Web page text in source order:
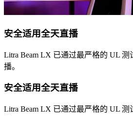
安全适用全天直播
Litra Beam LX 已通过最严格的 UL
播。
安全适用全天直播
Litra Beam LX 已通过最严格的 UL